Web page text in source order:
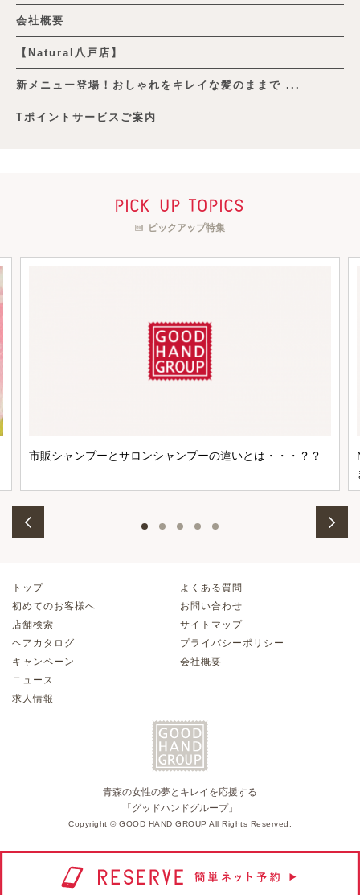
会社概要
【Natural八戸店】
新メニュー登場！おしゃれをキレイな髪のままで ...
Tポイントサービスご案内
pick up topics
ピックアップ特集
市販シャンプーとサロンシャンプーの違いとは・・・？？
トップ
初めてのお客様へ
店舗検索
ヘアカタログ
キャンペーン
ニュース
求人情報
よくある質問
お問い合わせ
サイトマップ
プライバシーポリシー
会社概要
青森の女性の夢とキレイを応援する
「グッドハンドグループ」
Copyright © GOOD HAND GROUP All Rights Reserved.